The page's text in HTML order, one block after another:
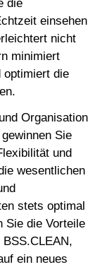
die
einsehen
nicht
minimiert
optimiert die
Organisation
Sie
und
wesentlichen
stets optimal
Sie die Vorteile
ein neues